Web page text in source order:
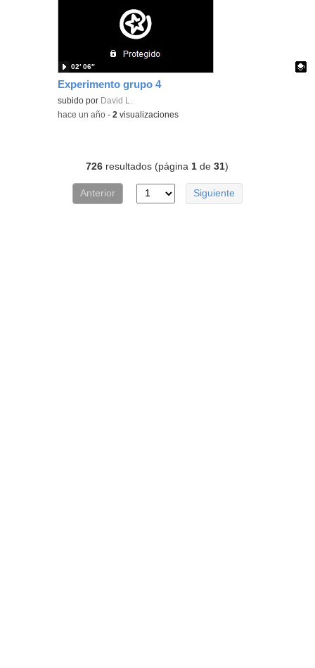
Experimento grupo 4
Contenido educativo.
subido por David L.
02′ 06″
-hace un año -2 visualizaciones
726 resultados (página 1 de31)
Anterior Siguiente